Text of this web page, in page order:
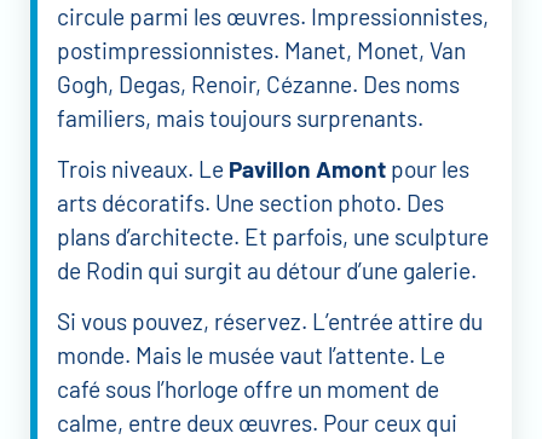
circule parmi les œuvres. Impressionnistes,
postimpressionnistes. Manet, Monet, Van
Gogh, Degas, Renoir, Cézanne. Des noms
familiers, mais toujours surprenants.
Trois niveaux. Le Pavillon Amont pour les
arts décoratifs. Une section photo. Des
plans d’architecte. Et parfois, une sculpture
de Rodin qui surgit au détour d’une galerie.
Si vous pouvez, réservez. L’entrée attire du
monde. Mais le musée vaut l’attente. Le
café sous l’horloge offre un moment de
calme, entre deux œuvres. Pour ceux qui